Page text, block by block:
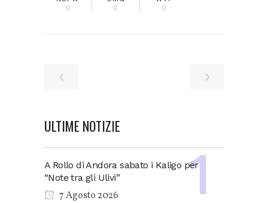
0
0
0
ULTIME NOTIZIE
A Rollo di Andora sabato i Kaligo per
“Note tra gli Ulivi”
7 Agosto 2026